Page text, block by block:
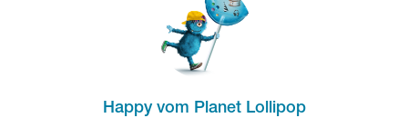
Happy vom Planet Lollipop